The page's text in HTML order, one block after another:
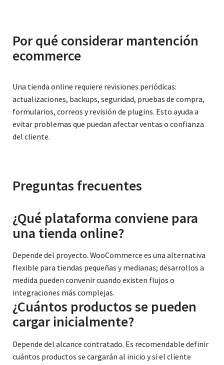
Por qué considerar mantención
ecommerce
Una tienda online requiere revisiones periódicas:
actualizaciones, backups, seguridad, pruebas de compra,
formularios, correos y revisión de plugins. Esto ayuda a
evitar problemas que puedan afectar ventas o confianza
del cliente.
Preguntas frecuentes
¿Qué plataforma conviene para
una tienda online?
Depende del proyecto. WooCommerce es una alternativa
flexible para tiendas pequeñas y medianas; desarrollos a
medida pueden convenir cuando existen flujos o
integraciones más complejas.
¿Cuántos productos se pueden
cargar inicialmente?
Depende del alcance contratado. Es recomendable definir
cuántos productos se cargarán al inicio y si el cliente